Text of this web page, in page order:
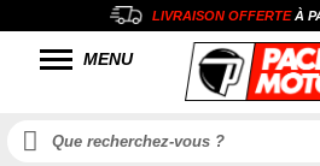
LIVRAISON OFFERTEÀ
MENU